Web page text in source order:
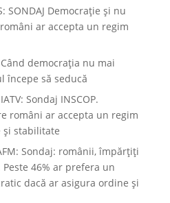
SONDAJ Democrație și nu
ar accepta un regim
Când democraţia nu mai
începe să seducă
Sondaj INSCOP.
români ar accepta un regim
stabilitate
Sondaj: românii, împărțiți
46% ar prefera un
dacă ar asigura ordine și